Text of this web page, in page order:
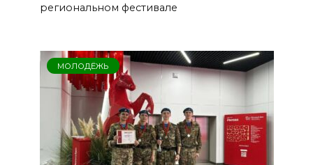
региональном фестивале
МОЛОДЁЖЬ